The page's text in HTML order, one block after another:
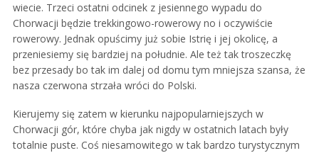
wiecie. Trzeci ostatni odcinek z jesiennego wypadu do
Chorwacji będzie trekkingowo-rowerowy no i oczywiście
rowerowy. Jednak opuścimy już sobie Istrię i jej okolicę, a
przeniesiemy się bardziej na południe. Ale też tak troszeczkę
bez przesady bo tak im dalej od domu tym mniejsza szansa, że
nasza czerwona strzała wróci do Polski.
Kierujemy się zatem w kierunku najpopularniejszych w
Chorwacji gór, które chyba jak nigdy w ostatnich latach były
totalnie puste. Coś niesamowitego w tak bardzo turystycznym